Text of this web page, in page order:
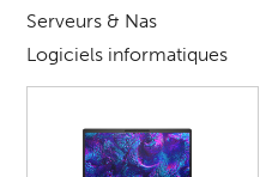
Serveurs & Nas
Logiciels informatiques